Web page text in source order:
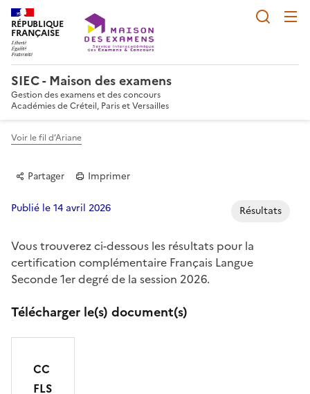
RÉPUBLIQUE
FRANÇAISE
SIEC - Maison des examens
Gestion des examens et des concours
Académies de Créteil, Paris et Versailles
Voir le fil d’Ariane
Partager Imprimer
Partager sur Facebook
Partager sur Twitter
Partager sur LinkedIn
Partager par email
Copier dans le
Publié le 14 avril 2026 Résultats
Vous trouverez ci-dessous les résultats pour la
certification complémentaire Français Langue
Seconde 1er degré de la session 2026.
Télécharger le(s) document(s)
CC
FLS